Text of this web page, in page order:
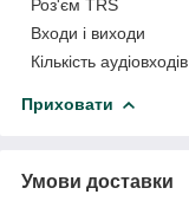
Роз'єм TRS
Входи і виходи
Кількість аудіовходів
Приховати
Умови доставки